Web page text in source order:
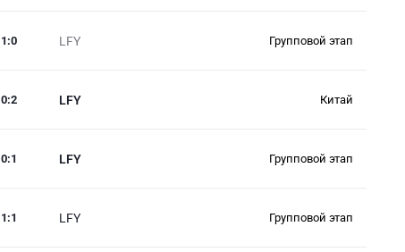
LFY
1 :0 Групповой этап
LFY
0:2 Китай
LFY
0:1 Групповой этап
LFY
1 :1 Групповой этап